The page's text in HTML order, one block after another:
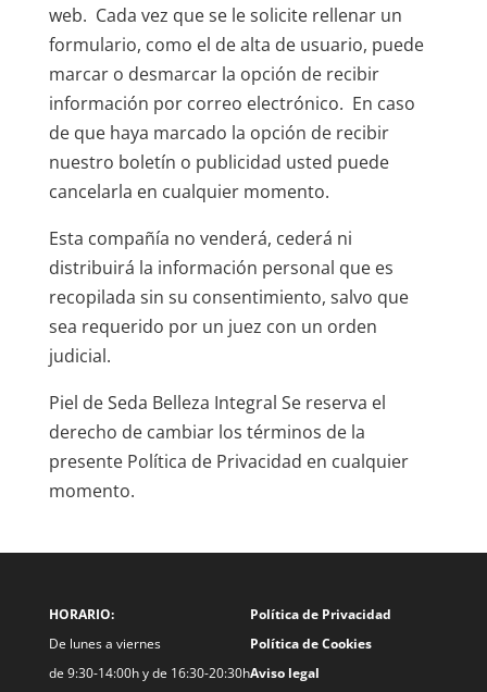
web. Cada vez que se le solicite rellenar un
formulario, como el de alta de usuario, puede
marcar o desmarcar la opción de recibir
información por correo electrónico. En caso
de que haya marcado la opción de recibir
nuestro boletín o publicidad usted puede
cancelarla en cualquier momento.
Esta compañía no venderá, cederá ni
distribuirá la información personal que es
recopilada sin su consentimiento, salvo que
sea requerido por un juez con un orden
judicial.
Piel de Seda Belleza Integral Se reserva el
derecho de cambiar los términos de la
presente Política de Privacidad en cualquier
momento.
HORARIO:
De lunes a viernes
de 9:30-14:00h y de 16:30-20:30h
Política de Privacidad
Política de Cookies
Aviso legal